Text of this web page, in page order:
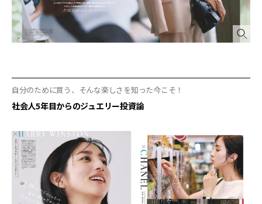
自分のために買う、そんな楽しさを知った今こそ！
社会人5年目からのジュエリー投資論